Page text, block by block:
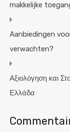
makkelijke
Aanbiedingen
verwachten?
Αξιολόγηση και
Ελλάδα